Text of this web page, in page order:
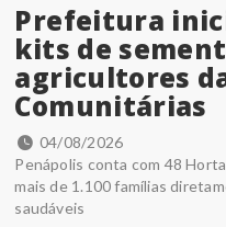
Prefeitura
kits de
agricultores
Comunitárias
04/08/2026
Penápolis conta com 48
mais de 1.100 famílias
saudáveis